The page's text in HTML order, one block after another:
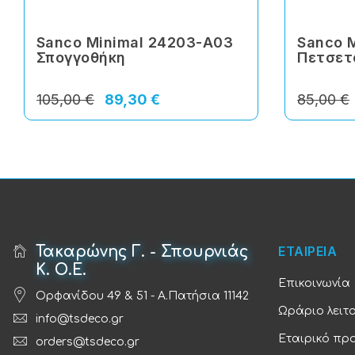
Sanco Minimal 24203-Α03
Σπογγοθήκη
89,30 €
105,00 €
Sanco
85,00 €
Τακαρώνης Γ. - Σπουρνιάς
Κ. Ο.Ε.
Ορφανίδου 49 & 51 - Α.Πατήσια 11142
info@tsdeco.gr
orders@tsdeco.gr
ΕΤΑΙΡΕΙΑ
Επικοινωνία
Ωράριο
Εταιρικό